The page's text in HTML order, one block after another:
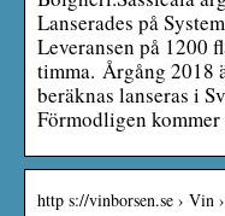
Lanserades på
Leveransen på 1200
timma. Årgång 2018
beräknas lanseras i
Förmodligen kommer
http s://vinborsen.se › Vin